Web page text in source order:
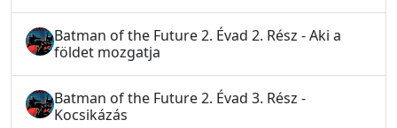
Batman of the Future 2. Évad 2. Rész - Aki a
földet mozgatja
Batman of the Future 2. Évad 3. Rész -
Kocsikázás